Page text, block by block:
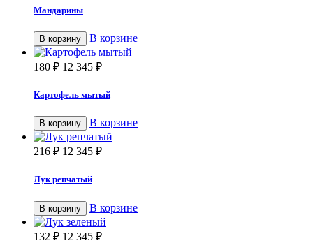
Мандарины
В корзину В корзине
180 ₽ 12 345 ₽
Картофель мытый
В корзину В корзине
216 ₽ 12 345 ₽
Лук репчатый
В корзину В корзине
132 ₽ 12 345 ₽